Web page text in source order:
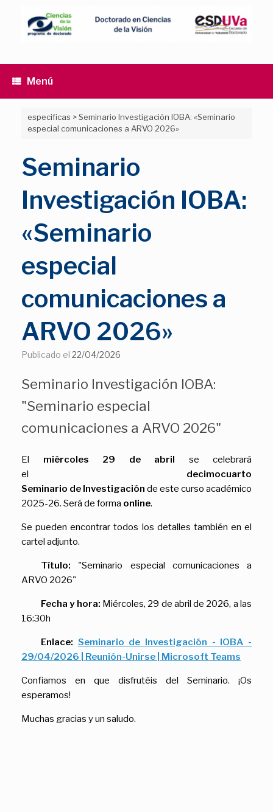
contenido
Menú
especificas >Seminario Investigación IOBA: «Seminario
especial comunicaciones a ARVO 2026»
Seminario
Investigación IOBA:
«Seminario
especial
comunicaciones a
ARVO 2026»
Publicado el 22/04/2026
Seminario Investigación IOBA:
"Seminario especial
comunicaciones a ARVO 2026"
El miércoles 29 de abril se celebrará
el decimocuarto
Seminario de Investigación de este curso académico
2025-26. Será de forma online.
Se pueden encontrar todos los detalles también en el
cartel adjunto.
Título: "Seminario especial comunicaciones a
ARVO 2026"
Fecha y hora: Miércoles, 29 de abril de 2026, a las
16:30h
Enlace: Seminario de Investigación - IOBA -
29/04/2026 | Reunión-Unirse | Microsoft Teams
Confiamos en que disfrutéis del Seminario. ¡Os
esperamos!
Muchas gracias y un saludo.